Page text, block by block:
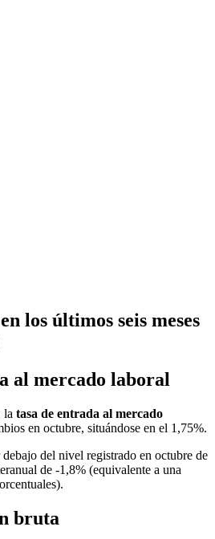
los últimos seis meses
al mercado laboral
la tasa de entrada al mercado
en octubre, situándose en el 1,75%.
del nivel registrado en octubre de
de -1,8% (equivalente a una
bruta